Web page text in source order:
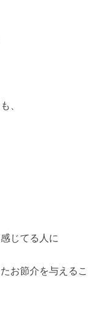
、
じてる人に
お節介を与えるこ